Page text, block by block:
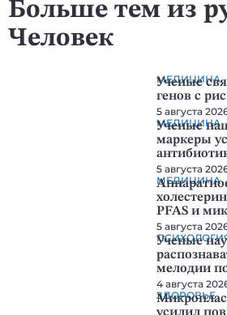
Больше тем из
Человек
МЕДИЦИНА
Ученые
генов с
5 августа
МЕДИЦИНА
Ученые
маркеры
5 августа
МЕДИЦИНА
PFAS и
5 августа
Ученые
мелодии
4 августа
ЗДОРОВЬЕ